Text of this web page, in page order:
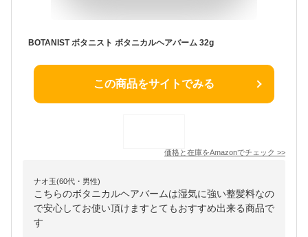
BOTANIST ボタニスト ボタニカルヘアバーム 32g
この商品をサイトでみる
価格と在庫をAmazonでチェック >>
ナオ玉(60代・男性)
こちらのボタニカルヘアバームは湿気に強い整髪料なの
で安心してお使い頂けますとてもおすすめ出来る商品で
す